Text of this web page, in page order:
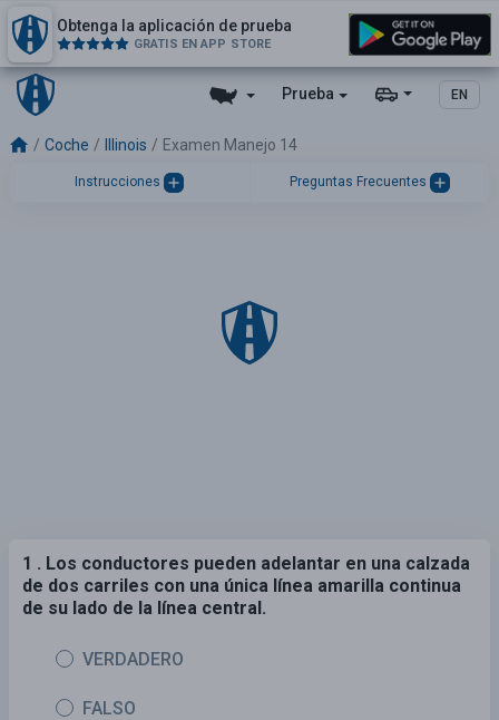
Prueba EN
Obtenga la aplicación de prueba
GRATIS EN APP STORE
Coche Illinois Examen Manejo 14
Instrucciones Preguntas Frecuentes
1 . Los conductores pueden adelantar en una calzada
de dos carriles con una única línea amarilla continua
de su lado de la línea central.
VERDADERO
FALSO